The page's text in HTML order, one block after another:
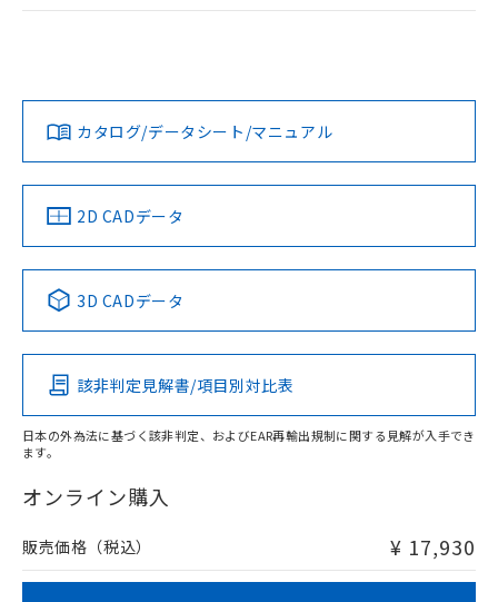
タイムチャート
以上、n: 110mm以上
検出領域
ログイン/会員登録
ダウンロードデータをご利用いただく前に、以下を必ずお読
みください。
ソフトウェアの使用条件
EU RoHS 注意事項・凡例
対応済み
中国 RoHS 注意事項・凡例
Pb Hg Cd Cr(VI)
O
在庫等で未対応品が混在する可能性があります。
問い合わせください。
LR型式承認
（イギリス
船舶規格）
DNV型式承認
（ノルウェー
BV型式承認
（フランス
KR型式
（韓国
No No No No
この製品の規格認証/適合状況ページへ
その他の認証はこちらのページからご検索ください
カタログ/データシート/マニュアル
2D CADデータ
3D CADデータ
該非判定見解書/項目別対比表
日本の外為法に基づく該非判定、およびEAR再輸出規制に関する見解が入手でき
ます。
オンライン購入
販売価格（税込） ¥ 17,930